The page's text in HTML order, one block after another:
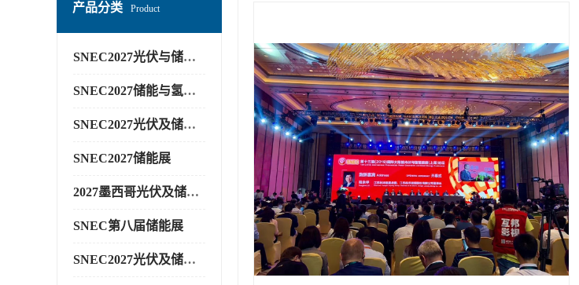
产品分类 Product
SNEC2027光伏与储能展
SNEC2027储能与氢能展
SNEC2027光伏及储能展
SNEC2027储能展
2027墨西哥光伏及储能展
SNEC第八届储能展
SNEC2027光伏及储能展